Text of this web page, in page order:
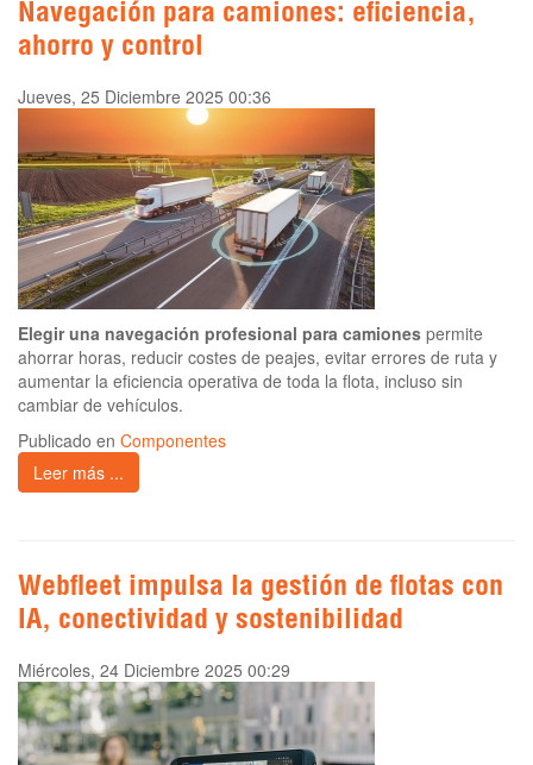
Navegación para camiones: eficiencia,
ahorro y control
Jueves, 25 Diciembre 2025 00:36
Elegir una navegación profesional para camiones permite
ahorrar horas, reducir costes de peajes, evitar errores de ruta y
aumentar la eficiencia operativa de toda la flota, incluso sin
cambiar de vehículos.
Publicado en Componentes
Leer más ...
Webfleet impulsa la gestión de flotas con
IA, conectividad y sostenibilidad
Miércoles, 24 Diciembre 2025 00:29